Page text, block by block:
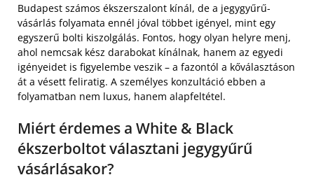
Budapest számos ékszerszalont kínál, de a jegygyűrű-
vásárlás folyamata ennél jóval többet igényel, mint egy
egyszerű bolti kiszolgálás. Fontos, hogy olyan helyre menj,
ahol nemcsak kész darabokat kínálnak, hanem az egyedi
igényeidet is figyelembe veszik – a fazontól a kőválasztáson
át a vésett feliratig. A személyes konzultáció ebben a
folyamatban nem luxus, hanem alapfeltétel.
Miért érdemes a White & Black
ékszerboltot választani jegygyűrű
vásárlásakor?